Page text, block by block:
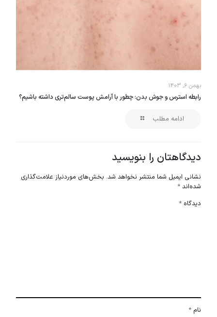
بهمن ۶, ۱۴۰۳
رابطه استرس و جوش بدن: چطور با آرامش پوست سالم‌تری داشته باشیم؟
ادامه مطلب
دیدگاهتان را بنویسید
نشانی ایمیل شما منتشر نخواهد شد. بخش‌های موردنیاز علامت‌گذاری
شده‌اند *
دیدگاه *
نام *